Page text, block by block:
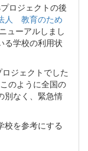
ロジェクトの後
人 教育のため
ューアルしまし
る学校の利用状
ジェクトでした
のように全国の
別なく、緊急情
校を参考にする